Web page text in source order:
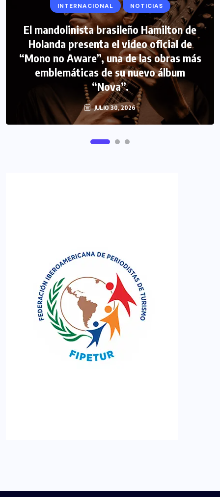
INTERNACIONAL NOTICIAS
El mandolinista brasileño Hamilton de
Holanda presenta el video oficial de
“Mono no Aware”, una de las obras más
emblemáticas de su nuevo álbum
“Nova”.
JULIO 30, 2026
COLABORADORES INTERNACIONAL
NOTICIAS PERIODISMO TURISTICO
FIPETUR se solidariza con Venezuela
JUNIO 29, 2026